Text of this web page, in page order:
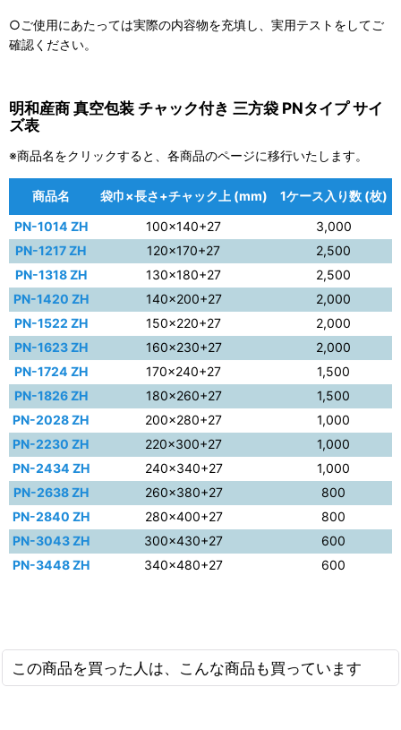
○ご使用にあたっては実際の内容物を充填し、実用テストをしてご
確認ください。
明和産商 真空包装 チャック付き 三方袋 PNタイプ サイ
ズ表
※商品名をクリックすると、各商品のページに移行いたします。
商品名 袋巾×長さ+チャック上 (mm)
1ケース入り数 (枚)
PN-1014 ZH
100×140+27
3,000
PN-1217 ZH
120×170+27
2,500
PN-1318 ZH
130×180+27
2,500
PN-1420 ZH
140×200+27
2,000
PN-1522 ZH
150×220+27
2,000
PN-1623 ZH
160×230+27
2,000
PN-1724 ZH
170×240+27
1,500
PN-1826 ZH
180×260+27
1,500
PN-2028 ZH
200×280+27
1,000
PN-2230 ZH
220×300+27
1,000
PN-2434 ZH
240×340+27
1,000
PN-2638 ZH
260×380+27
800
PN-2840 ZH
280×400+27
800
PN-3043 ZH
300×430+27
600
PN-3448 ZH
340×480+27 600
この商品を買った人は、こんな商品も買っています